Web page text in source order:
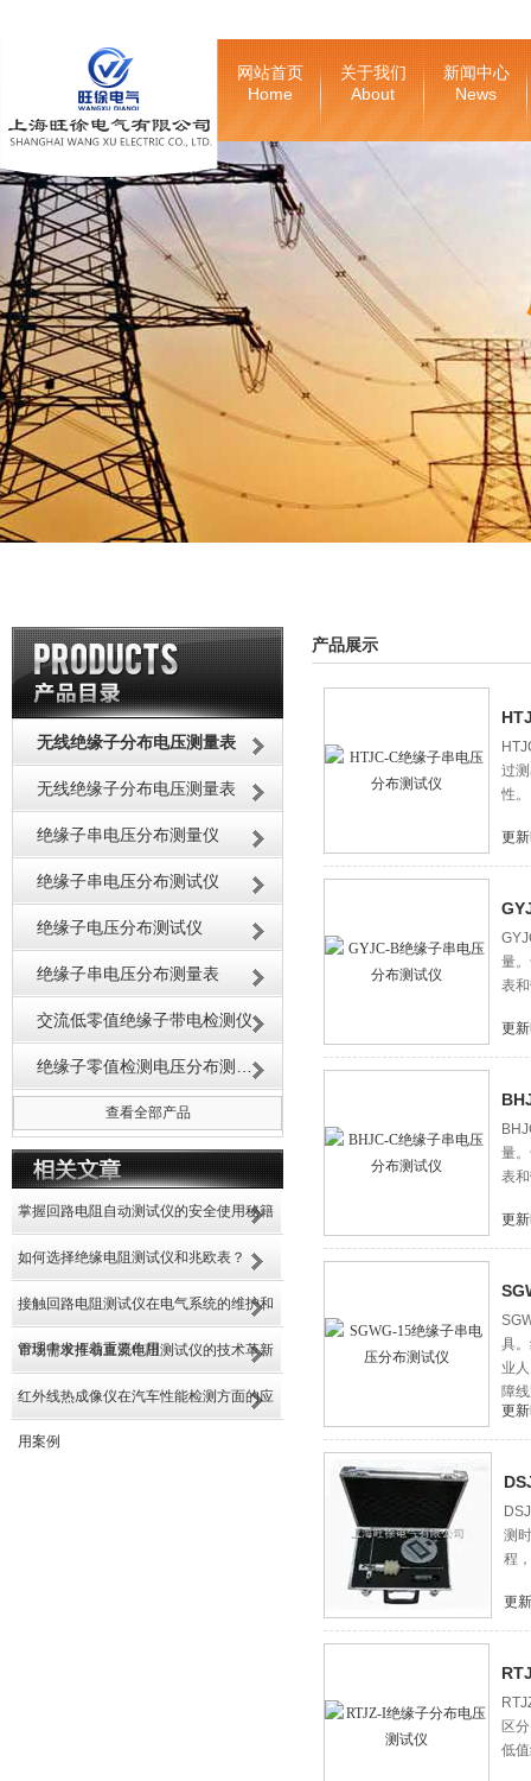
网站首页
Home
关于我们
About
新闻中心
News
无线绝缘子分布电压测量表
无线绝缘子分布电压测量表
绝缘子串电压分布测量仪
绝缘子串电压分布测试仪
绝缘子电压分布测试仪
绝缘子串电压分布测量表
交流低零值绝缘子带电检测仪
查看全部产品
掌握回路电阻自动测试仪的安全使用秘籍
如何选择绝缘电阻测试仪和兆欧表？
接触回路电阻测试仪在电气系统的维护和
管理中发挥着重要作用
市场需求推动直流电阻测试仪的技术革新
红外线热成像仪在汽车性能检测方面的应
用案例
产品展示
过
性。
更
量
表
更
量
表
更
具
业
障
更
测
程
更
区
低